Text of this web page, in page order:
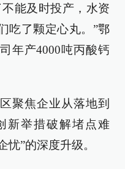
能及时投产，水资
吃了颗定心丸。”鄂
年产4000吨丙酸钙
聚焦企业从落地到
新举措破解堵点难
忧”的深度升级。